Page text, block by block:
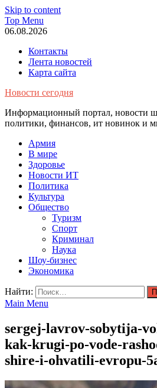
Skip to content
Top Menu
06.08.2026
Контакты
Лента новостей
Карта сайта
Новости сегодня
Информационный портал, новости
политики, финансов, ит новинок и
Армия
В мире
Здоровье
Новости ИТ
Политика
Культура
Общество
Туризм
Спорт
Криминал
Наука
Шоу-бизнес
Экономика
Найти:
Main Menu
sergej-lavrov-sobytija-
kak-krugi-po-vode-
shire-i-ohvatili-evropu-